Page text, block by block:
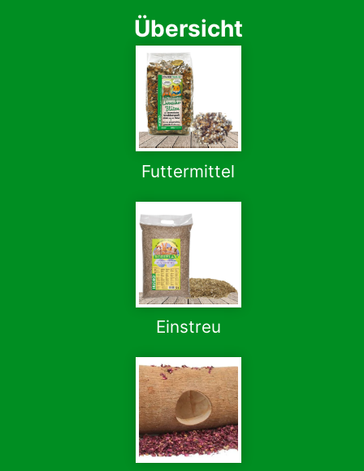
Übersicht
Futtermittel
Einstreu